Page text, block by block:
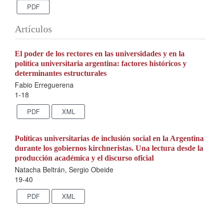
PDF
Artículos
El poder de los rectores en las universidades y en la
política universitaria argentina: factores históricos y
determinantes estructurales
Fabio Erreguerena
1-18
PDF XML
Políticas universitarias de inclusión social en la Argentina
durante los gobiernos kirchneristas. Una lectura desde la
producción académica y el discurso oficial
Natacha Beltrán, Sergio Obeide
19-40
PDF XML